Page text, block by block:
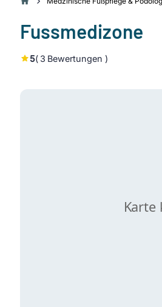
Fussmedizone
5( 3 Bewertungen )